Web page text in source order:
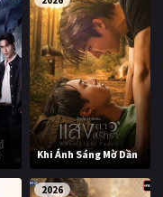
Khi Ánh Sáng Mờ Dần
2026